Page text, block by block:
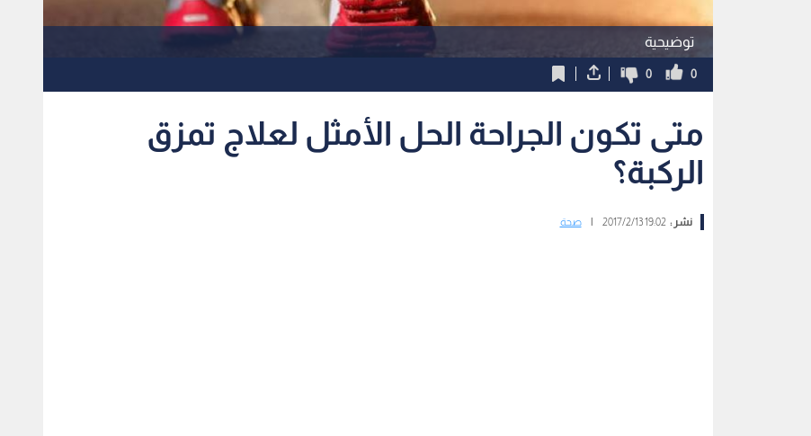
توضيحية
0
0
متى تكون الجراحة الحل الأمثل لعلاج تمزق
الركبة؟
نشر :19:02 2017/2/13 صحة